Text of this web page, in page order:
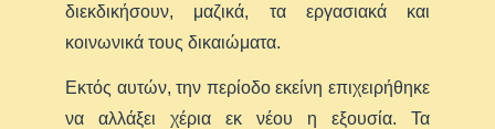
διεκδικήσουν, μαζικά, τα εργασιακά και
κοινωνικά τους δικαιώματα.
Εκτός αυτών, την περίοδο εκείνη επιχειρήθηκε
να αλλάξει χέρια εκ νέου η εξουσία. Τα